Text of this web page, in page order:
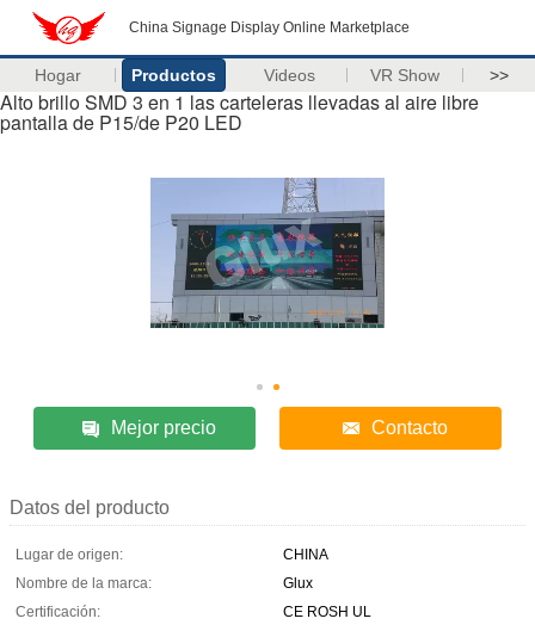
China Signage Display Online Marketplace
Hogar Productos Videos VR Show >>
Alto brillo SMD 3 en 1 las carteleras llevadas al aire libre
pantalla de P15/de P20 LED
Mejor precio Contacto
Datos del producto
Lugar de origen:
CHINA
Nombre de la marca:
Glux
Certificación:
CE ROSH UL